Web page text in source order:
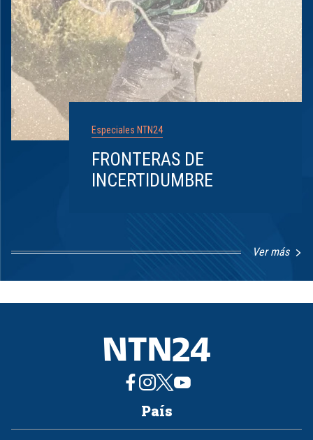
Especiales NTN24
FRONTERAS DE
INCERTIDUMBRE
Ver más
1
8
País